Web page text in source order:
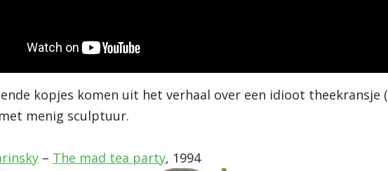
kopjes komen uit het verhaal over een idioot theekransje (
menig sculptuur.
– The mad tea party, 1994